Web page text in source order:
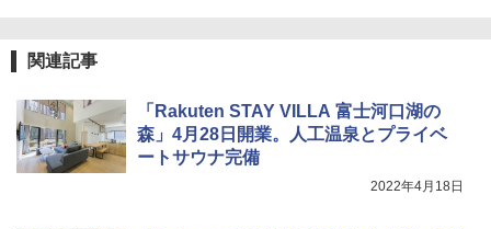
関連記事
「Rakuten STAY VILLA 富士河口湖の
森」4月28日開業。人工温泉とプライベ
ートサウナ完備
2022年4月18日